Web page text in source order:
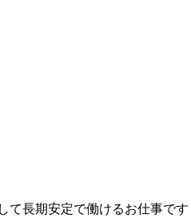
長期安定で働けるお仕事で